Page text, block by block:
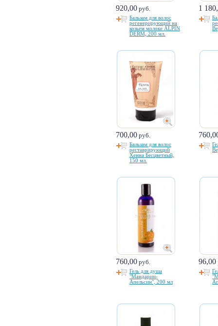
920,00 руб.
Бальзам для волос
регенерирующий на
козьем молоке ALPIN
DERM, 200 мл.
1
700,00 руб.
Бальзам для волос
реставрирующий
Хенна Бесцветный,
150 мл.
760,00 руб.
Гель для душа
"Мандарин-
Апельсин", 200 мл
96,00